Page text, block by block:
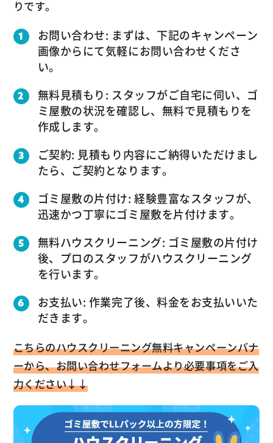
りです。
お問い合わせ: まずは、下記のキャンペーン
画像からにて気軽にお問い合わせくださ
い。
無料見積もり: スタッフがご自宅に伺い、ゴ
ミ屋敷の状況を確認し、無料で見積もりを
作成します。
ご契約: 見積もり内容にご納得いただけまし
たら、ご契約となります。
ゴミ屋敷の片付け: 経験豊富なスタッフが、
迅速かつ丁寧にゴミ屋敷を片付けます。
無料ハウスクリーニング: ゴミ屋敷の片付け
後、プロのスタッフがハウスクリーニング
を行います。
お支払い: 作業完了後、料金をお支払いいた
だきます。
こちらのハウスクリーニング無料キャンペーンバナ
ーから、お問い合わせフォームより必要事項をご入
力ください↓↓